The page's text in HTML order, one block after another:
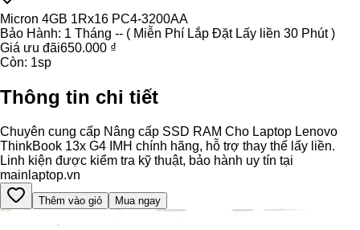
Micron 4GB 1Rx16 PC4-3200AA
Bảo Hành: 1 Tháng -- ( Miễn Phí Lắp Đặt Lấy liền 30 Phút )
Giá ưu đãi650.000 ₫
Còn: 1sp
Thông tin chi tiết
Chuyên cung cấp Nâng cấp SSD RAM Cho Laptop Lenovo
ThinkBook 13x G4 IMH chính hãng, hỗ trợ thay thế lấy liền.
Linh kiện được kiểm tra kỹ thuật, bảo hành uy tín tại
mainlaptop.vn
Thêm vào giỏ Mua ngay